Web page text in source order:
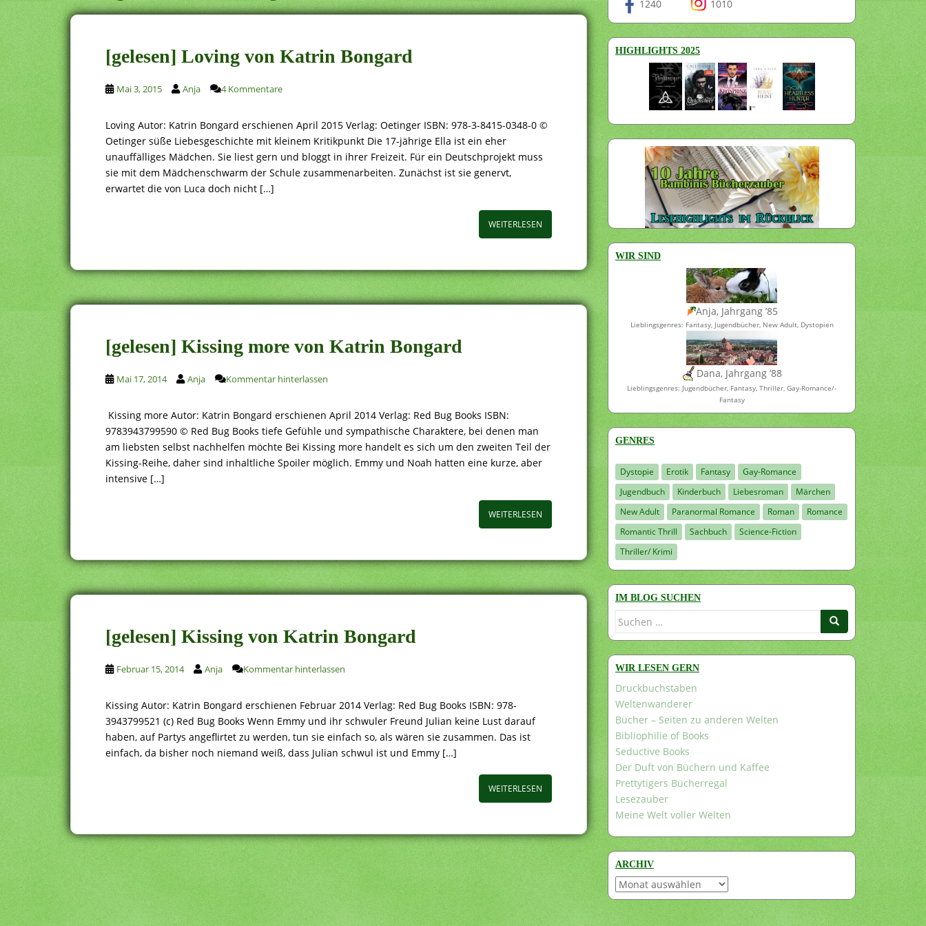
[gelesen] Loving von Katrin Bongard
Mai 3, 2015 Anja 4 Kommentare
Loving Autor: Katrin Bongard erschienen April 2015 Verlag: Oetinger ISBN: 978-3-8415-0348-0 ©
Oetinger süße Liebesgeschichte mit kleinem Kritikpunkt Die 17-jährige Ella ist ein eher
unauffälliges Mädchen. Sie liest gern und bloggt in ihrer Freizeit. Für ein Deutschprojekt muss
sie mit dem Mädchenschwarm der Schule zusammenarbeiten. Zunächst ist sie genervt,
erwartet die von Luca doch nicht […]
WEITERLESEN
[gelesen] Kissing more von Katrin Bongard
Mai 17, 2014 Anja Kommentar hinterlassen
Kissing more Autor: Katrin Bongard erschienen April 2014 Verlag: Red Bug Books ISBN:
9783943799590 © Red Bug Books tiefe Gefühle und sympathische Charaktere, bei denen man
am liebsten selbst nachhelfen möchte Bei Kissing more handelt es sich um den zweiten Teil der
Kissing-Reihe, daher sind inhaltliche Spoiler möglich. Emmy und Noah hatten eine kurze, aber
intensive […]
WEITERLESEN
[gelesen] Kissing von Katrin Bongard
Februar 15, 2014 Anja Kommentar hinterlassen
Kissing Autor: Katrin Bongard erschienen Februar 2014 Verlag: Red Bug Books ISBN: 978-
3943799521 (c) Red Bug Books Wenn Emmy und ihr schwuler Freund Julian keine Lust darauf
haben, auf Partys angeflirtet zu werden, tun sie einfach so, als wären sie zusammen. Das ist
einfach, da bisher noch niemand weiß, dass Julian schwul ist und Emmy […]
WEITERLESEN
1240 1010
HIGHLIGHTS 2025
WIR SIND
Anja, Jahrgang ’85
Lieblingsgenres: Fantasy, Jugendbücher, New Adult, Dystopien
Dana, Jahrgang ’88
Lieblingsgenres: Jugendbücher, Fantasy, Thriller, Gay-Romance/-
Fantasy
GENRES
Dystopie Erotik Fantasy
Gay-Romance
Jugendbuch
Kinderbuch Liebesroman
Märchen
New Adult
Paranormal Romance Roman
Romance
Romantic Thrill
Sachbuch
Science-Fiction
Thriller/ Krimi
IM BLOG SUCHEN
Suchen
WIR LESEN GERN
Druckbuchstaben
Weltenwanderer
Bücher – Seiten zu anderen Welten
Bibliophilie of Books
Seductive Books
Der Duft von Büchern und Kaffee
Prettytigers Bücherregal
Lesezauber
Meine Welt voller Welten
ARCHIV
Archiv